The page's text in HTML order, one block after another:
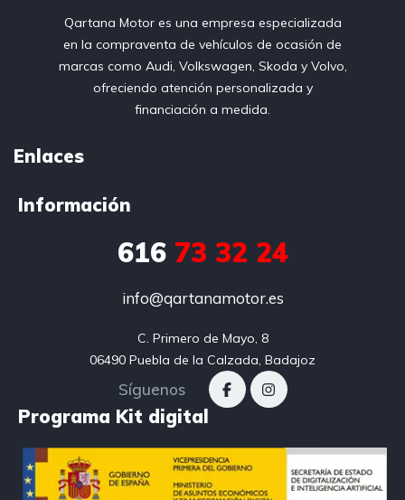
Qartana Motor es una empresa especializada
en la compraventa de vehículos de ocasión de
marcas como Audi, Volkswagen, Skoda y Volvo,
ofreciendo atención personalizada y
financiación a medida.
Enlaces
Información
61673 32 24
info@qartanamotor.es
C. Primero de Mayo, 8
06490 Puebla de la Calzada, Badajoz
Síguenos
Programa Kit digital